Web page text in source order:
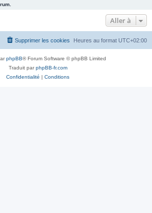
Aller à
Heures au format UTC+02:00
Supprimer les cookies
phpBB® Forum Software © phpBB Limited
Traduit parphpBB-fr.com
Confidentialité | Conditions